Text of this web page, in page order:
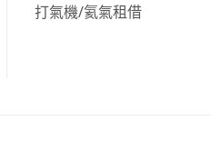
打氣機/氦氣租借